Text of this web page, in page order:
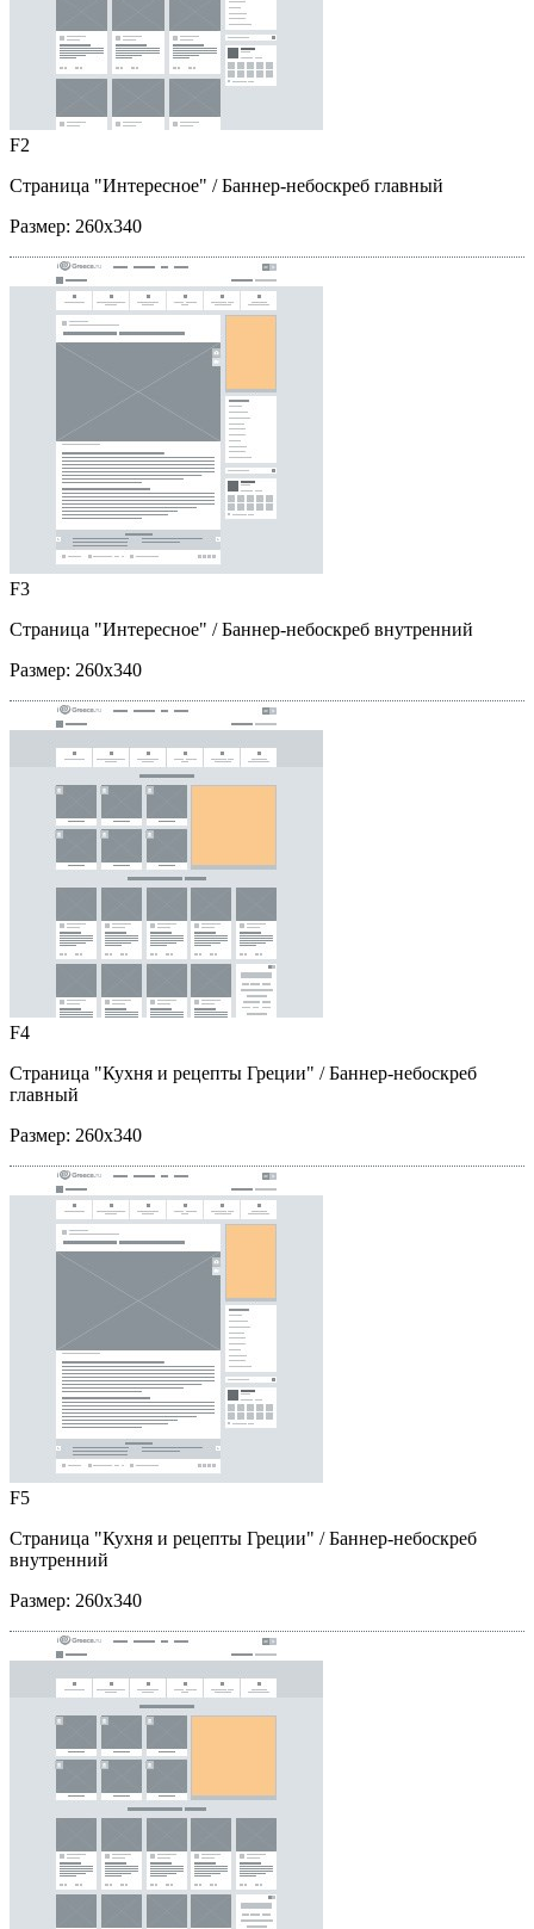
F2
Страница "Интересное" / Баннер-небоскреб главный
Размер: 260x340
F3
Страница "Интересное" / Баннер-небоскреб внутренний
Размер: 260x340
F4
Страница "Кухня и рецепты Греции" / Баннер-небоскреб
главный
Размер: 260x340
F5
Страница "Кухня и рецепты Греции" / Баннер-небоскреб
внутренний
Размер: 260x340